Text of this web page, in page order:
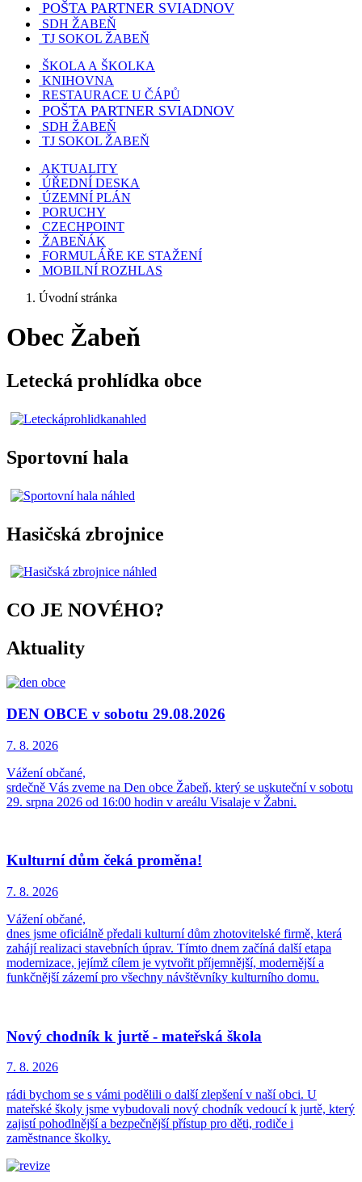
POŠTA PARTNER SVIADNOV
SDH ŽABEŇ
TJ SOKOL ŽABEŇ
ŠKOLA A ŠKOLKA
KNIHOVNA
RESTAURACE U ČÁPŮ
POŠTA PARTNER SVIADNOV
SDH ŽABEŇ
TJ SOKOL ŽABEŇ
AKTUALITY
ÚŘEDNÍ DESKA
ÚZEMNÍ PLÁN
PORUCHY
CZECHPOINT
ŽABEŇÁK
FORMULÁŘE KE STAŽENÍ
MOBILNÍ ROZHLAS
Úvodní stránka
Obec Žabeň
Letecká prohlídka obce
Sportovní hala
Hasičská zbrojnice
CO JE NOVÉHO?
Aktuality
DEN OBCE v sobotu 29.08.2026
7. 8. 2026
Vážení občané,
srdečně Vás zveme na Den obce Žabeň, který se uskuteční v sobotu
29. srpna 2026 od 16:00 hodin v areálu Visalaje v Žabni.
Kulturní dům čeká proměna!
7. 8. 2026
Vážení občané,
dnes jsme oficiálně předali kulturní dům zhotovitelské firmě, která
zahájí realizaci stavebních úprav. Tímto dnem začíná další etapa
modernizace, jejímž cílem je vytvořit příjemnější, modernější a
funkčnější zázemí pro všechny návštěvníky kulturního domu.
Nový chodník k jurtě - mateřská škola
7. 8. 2026
rádi bychom se s vámi podělili o další zlepšení v naší obci. U
mateřské školy jsme vybudovali nový chodník vedoucí k jurtě, který
zajistí pohodlnější a bezpečnější přístup pro děti, rodiče i
zaměstnance školky.